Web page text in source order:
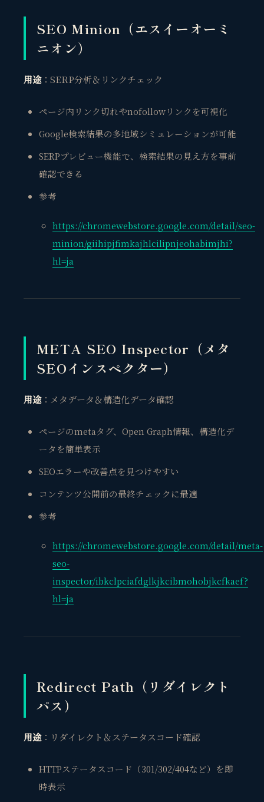
SEO Minion（エスイーオーミ
ニオン）
用途：SERP分析＆リンクチェック
ページ内リンク切れやnofollowリンクを可視化
Google検索結果の多地域シミュレーションが可能
SERPプレビュー機能で、検索結果の見え方を事前
確認できる
参考
https://chromewebstore.google.com/detail/seo-
minion/giihipjfimkajhlcilipnjeohabimjhi?
hl=ja
META SEO Inspector（メタ
SEOインスペクター）
用途：メタデータ＆構造化データ確認
ページのmetaタグ、Open Graph情報、構造化デ
ータを簡単表示
SEOエラーや改善点を見つけやすい
コンテンツ公開前の最終チェックに最適
参考
https://chromewebstore.google.com/detail/meta-
seo-
inspector/ibkclpciafdglkjkcibmohobjkcfkaef?
hl=ja
Redirect Path（リダイレクト
パス）
用途：リダイレクト＆ステータスコード確認
HTTPステータスコード（301/302/404など）を即
時表示